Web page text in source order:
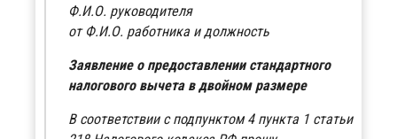
Ф.И.О. руководителя
от Ф.И.О. работника и должность
Заявление о предоставлении стандартного
налогового вычета в двойном размере
В соответствии с подпунктом 4 пункта 1 статьи